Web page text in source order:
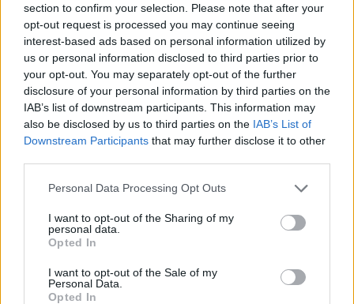
section to confirm your selection. Please note that after your
opt-out request is processed you may continue seeing
interest-based ads based on personal information utilized by
us or personal information disclosed to third parties prior to
your opt-out. You may separately opt-out of the further
disclosure of your personal information by third parties on the
IAB’s list of downstream participants. This information may
also be disclosed by us to third parties on the IAB’s List of
Downstream Participants that may further disclose it to other
Please note that this website/app uses one or more Google
not limited to your visit or usage behaviour. You may click to
grant or deny consent to Google and its third-party tags to
use your data for below specified purposes in below Google
consent section.
Personal Data Processing Opt Outs
I want to opt-out of the Sharing of my
personal data.
Opted In
I want to opt-out of the Sale of my
Personal Data.
Opted In
AUTORE
Redazione